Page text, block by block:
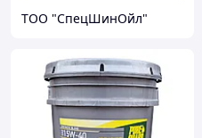
ТОО "СпецШинОйл"